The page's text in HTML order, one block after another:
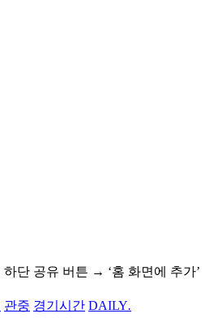
하단 공유 버튼 → ‘홈 화면에 추가’
관중 경기시간 DAILY.